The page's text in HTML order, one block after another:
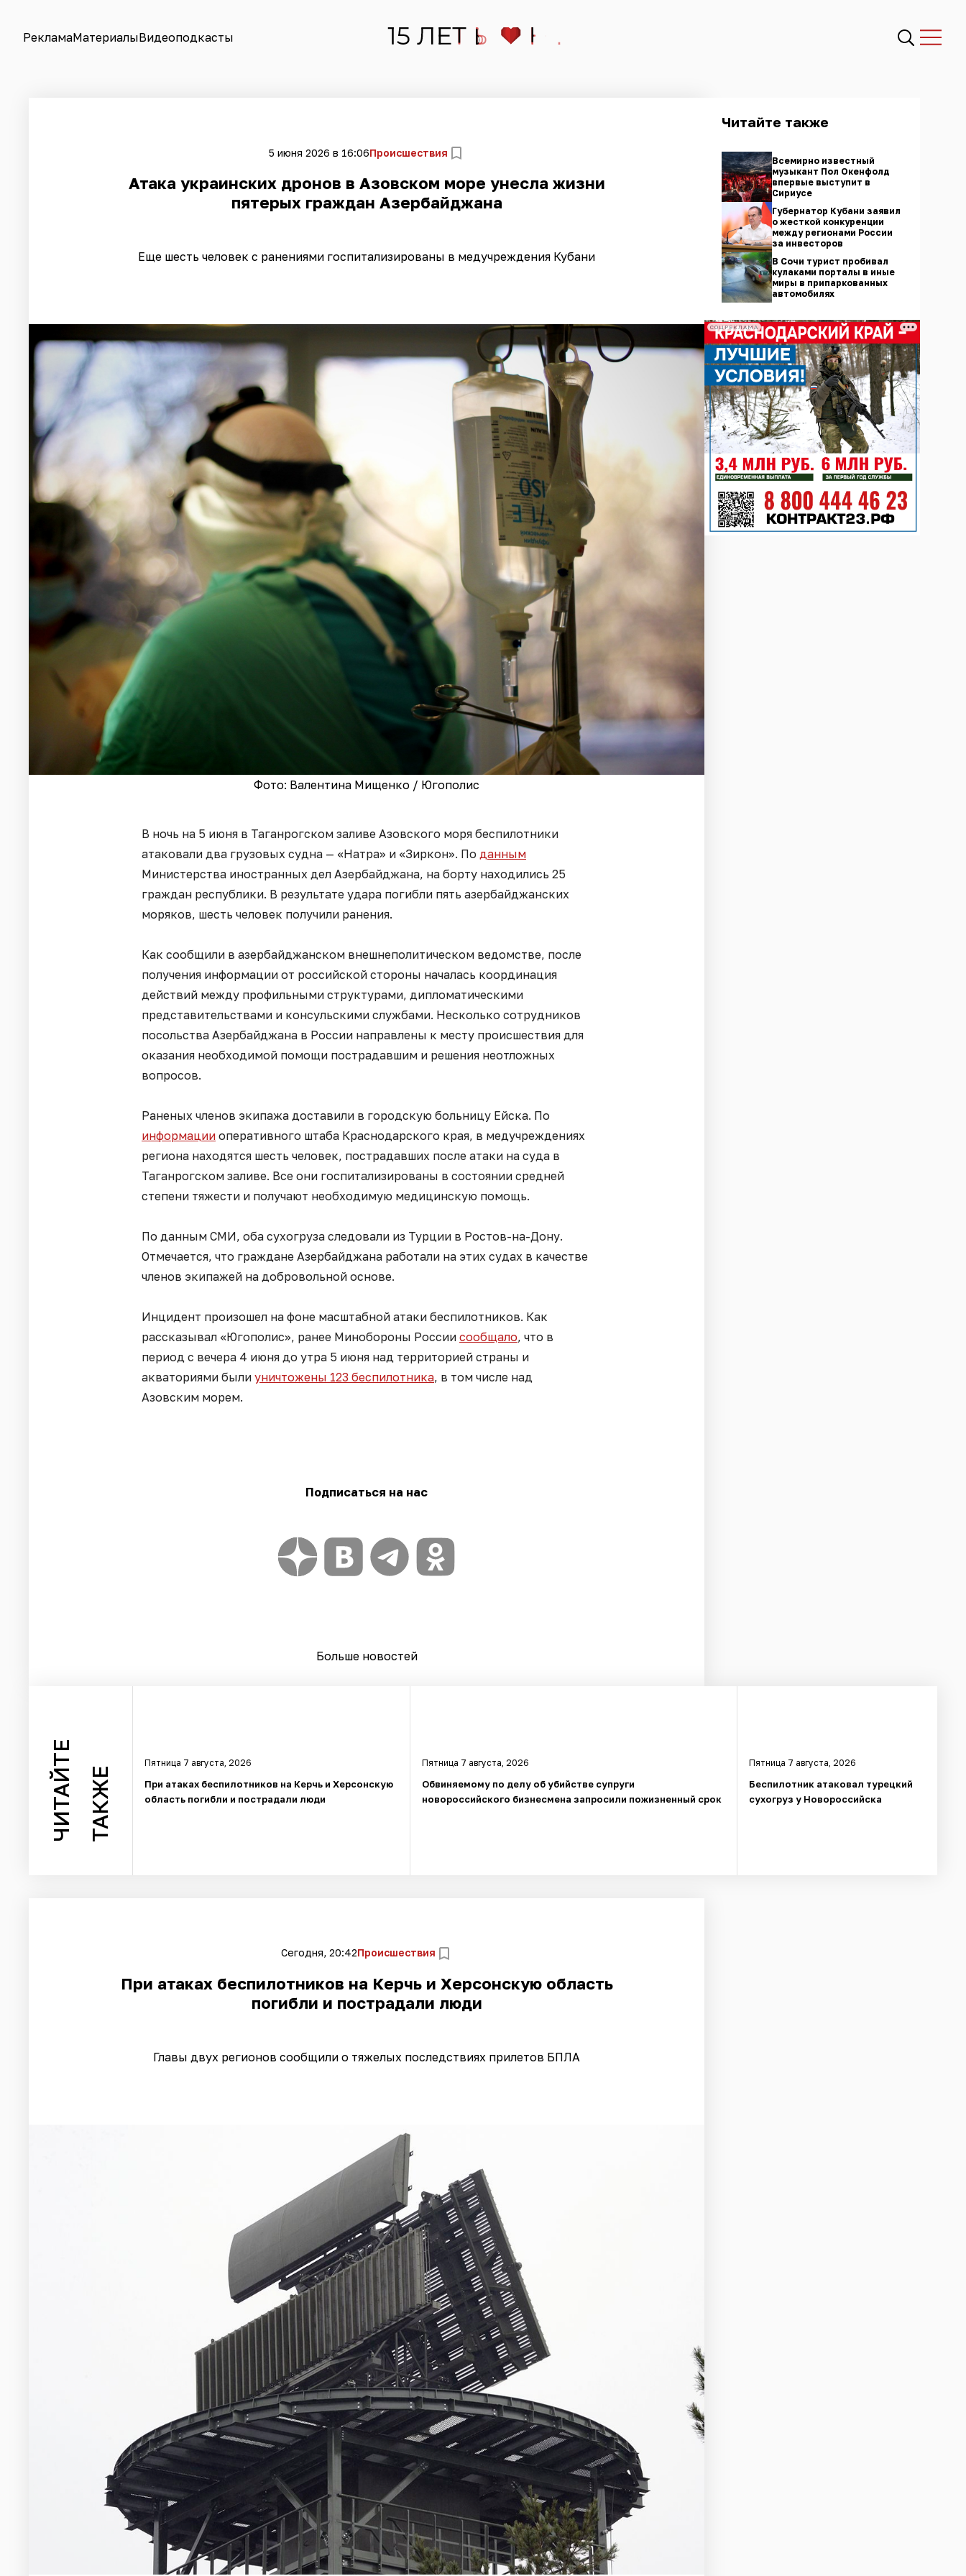
РекламаМатериалыВидеоподкасты
5 июня 2026 в 16:06Происшествия
Атака украинских дронов в Азовском море унесла жизни
пятерых граждан Азербайджана
Еще шесть человек с ранениями госпитализированы в медучреждения Кубани
Фото: Валентина Мищенко / Югополис
В ночь на 5 июня в Таганрогском заливе Азовского моря беспилотники
атаковали два грузовых судна — «Натра» и «Зиркон». По данным
Министерства иностранных дел Азербайджана, на борту находились 25
граждан республики. В результате удара погибли пять азербайджанских
моряков, шесть человек получили ранения.
Как сообщили в азербайджанском внешнеполитическом ведомстве, после
получения информации от российской стороны началась координация
действий между профильными структурами, дипломатическими
представительствами и консульскими службами. Несколько сотрудников
посольства Азербайджана в России направлены к месту происшествия для
оказания необходимой помощи пострадавшим и решения неотложных
вопросов.
Раненых членов экипажа доставили в городскую больницу Ейска. По
информации оперативного штаба Краснодарского края, в медучреждениях
региона находятся шесть человек, пострадавших после атаки на суда в
Таганрогском заливе. Все они госпитализированы в состоянии средней
степени тяжести и получают необходимую медицинскую помощь.
По данным СМИ, оба сухогруза следовали из Турции в Ростов-на-Дону.
Отмечается, что граждане Азербайджана работали на этих судах в качестве
членов экипажей на добровольной основе.
Инцидент произошел на фоне масштабной атаки беспилотников. Как
рассказывал «Югополис», ранее Минобороны России сообщало, что в
период с вечера 4 июня до утра 5 июня над территорией страны и
акваториями были уничтожены 123 беспилотника, в том числе над
Азовским морем.
Подписаться на нас
Больше новостей
Читайте также
Всемирно известный
музыкант Пол Окенфолд
впервые выступит в
Сириусе
Губернатор Кубани заявил
о жесткой конкуренции
между регионами России
за инвесторов
В Сочи турист пробивал
кулаками порталы в иные
миры в припаркованных
автомобилях
СОЦРЕКЛАМА
ЧИТАЙТЕ ТАКЖЕ
Пятница 7 августа, 2026
При атаках беспилотников на Керчь и Херсонскую
область погибли и пострадали люди
Пятница 7 августа, 2026
Обвиняемому по делу об убийстве супруги
новороссийского бизнесмена запросили пожизненный срок
Пятница 7 августа, 2026
Беспилотник атаковал турецкий
сухогруз у Новороссийска
Сегодня, 20:42Происшествия
При атаках беспилотников на Керчь и Херсонскую область
погибли и пострадали люди
Главы двух регионов сообщили о тяжелых последствиях прилетов БПЛА